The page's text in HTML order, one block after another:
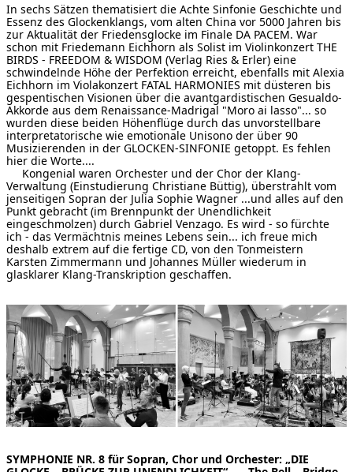
[ Suche ]
english
In sechs Sätzen thematisiert die Achte Sinfonie Geschichte und
Essenz des Glockenklangs, vom alten China vor 5000 Jahren bis
zur Aktualität der Friedensglocke im Finale DA PACEM. War
schon mit Friedemann Eichhorn als Solist im Violinkonzert THE
BIRDS - FREEDOM & WISDOM (Verlag Ries & Erler) eine
schwindelnde Höhe der Perfektion erreicht, ebenfalls mit Alexia
Eichhorn im Violakonzert FATAL HARMONIES mit düsteren bis
gespentischen Visionen über die avantgardistischen Gesualdo-
Akkorde aus dem Renaissance-Madrigal "Moro ai lasso"... so
wurden diese beiden Höhenflüge durch das unvorstellbare
interpretatorische wie emotionale Unisono der über 90
Musizierenden in der GLOCKEN-SINFONIE getoppt. Es fehlen
hier die Worte....
Kongenial waren Orchester und der Chor der Klang-
Verwaltung (Einstudierung Christiane Büttig), überstrahlt vom
jenseitigen Sopran der Julia Sophie Wagner ...und alles auf den
Punkt gebracht (im Brennpunkt der Unendlichkeit
eingeschmolzen) durch Gabriel Venzago. Es wird - so fürchte
ich - das Vermächtnis meines Lebens sein... ich freue mich
deshalb extrem auf die fertige CD, von den Tonmeistern
Karsten Zimmermann und Johannes Müller wiederum in
glasklarer Klang-Transkription geschaffen.
SYMPHONIE NR. 8 für Sopran, Chor und Orchester: „DIE